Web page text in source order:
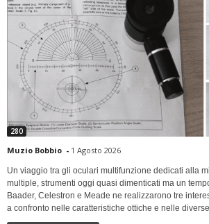
280
Muzio Bobbio - 1 Agosto 2026
Un viaggio tra gli oculari multifunzione dedicati alla
multiple, strumenti oggi quasi dimenticati ma un
Baader, Celestron e Meade ne realizzarono tre
a confronto nelle caratteristiche ottiche e nelle